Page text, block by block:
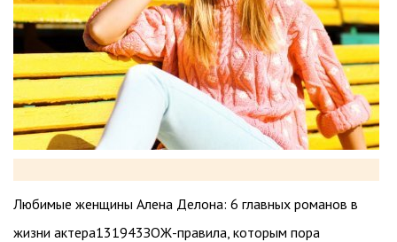
Любимые женщины Алена Делона: 6 главных романов в
жизни актера131943ЗОЖ-правила, которым пора